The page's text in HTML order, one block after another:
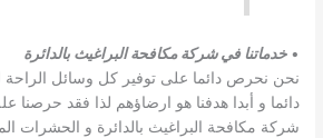
•خدماتنا في شركة مكافحة البراغيث بالدائرة
نحن نحرص دائما على توفير كل وسائل الراحة
دائما و أبدا هدفنا هو ارضاؤهم لذا فقد حرصنا
شركة مكافحة البراغيث بالدائرة و الحشرات